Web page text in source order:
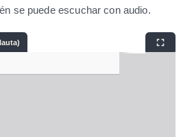
se puede escuchar con audio.